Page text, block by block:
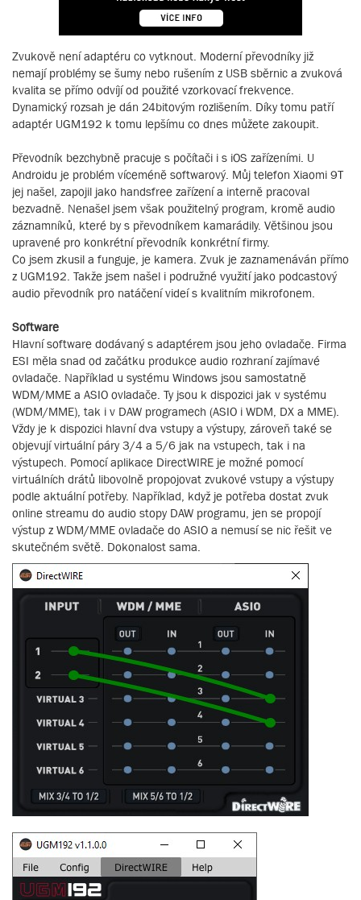
Zvukově není adaptéru co vytknout. Moderní převodníky již
nemají problémy se šumy nebo rušením z USB sběrnic a zvuková
kvalita se přímo odvíjí od použité vzorkovací frekvence.
Dynamický rozsah je dán 24bitovým rozlišením. Díky tomu patří
adaptér UGM192 k tomu lepšímu co dnes můžete zakoupit.
Převodník bezchybně pracuje s počítači i s iOS zařízeními. U
Androidu je problém víceméně softwarový. Můj telefon Xiaomi 9T
jej našel, zapojil jako handsfree zařízení a interně pracoval
bezvadně. Nenašel jsem však použitelný program, kromě audio
záznamníků, které by s převodníkem kamarádily. Většinou jsou
upravené pro konkrétní převodník konkrétní firmy.
Co jsem zkusil a funguje, je kamera. Zvuk je zaznamenáván přímo
z UGM192. Takže jsem našel i podružné využití jako podcastový
audio převodník pro natáčení videí s kvalitním mikrofonem.
Software
Hlavní software dodávaný s adaptérem jsou jeho ovladače. Firma
ESI měla snad od začátku produkce audio rozhraní zajímavé
ovladače. Například u systému Windows jsou samostatně
WDM/MME a ASIO ovladače. Ty jsou k dispozici jak v systému
(WDM/MME), tak i v DAW programech (ASIO i WDM, DX a MME).
Vždy je k dispozici hlavní dva vstupy a výstupy, zároveň také se
objevují virtuální páry 3/4 a 5/6 jak na vstupech, tak i na
výstupech. Pomocí aplikace DirectWIRE je možné pomocí
virtuálních drátů libovolně propojovat zvukové vstupy a výstupy
podle aktuální potřeby. Například, když je potřeba dostat zvuk
online streamu do audio stopy DAW programu, jen se propojí
výstup z WDM/MME ovladače do ASIO a nemusí se nic řešit ve
skutečném světě. Dokonalost sama.